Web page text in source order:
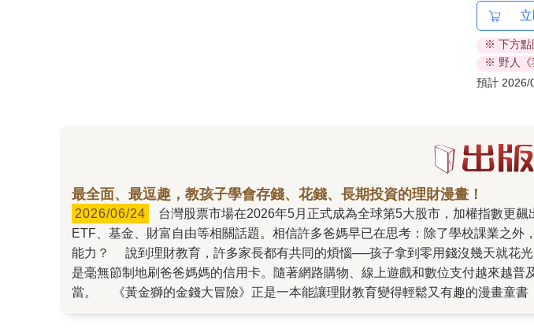
※ 下方點
※ 野人《
預計 2026/
最全面、最逗趣，教孩子學會存錢、花錢、長期投資的理財漫畫！
2026/06/24
ETF、基金、財富自由等相關話題。相信許多爸媽早已在思考：除了學校課業之
能力？ 說到理財教育，許多家長都有共同的煩惱──孩子拿到零用錢沒幾天就花光，看到喜歡的東西就忍不住想買；有些孩子甚至分不清楚網路上的消費陷阱，或
是毫無節制地刷爸爸媽媽的信用卡。隨著網路購物、線上遊戲和數位支付越來越
當。 《黃金獅的金錢大冒險》正是一本能讓理財教育變得輕鬆又有趣的漫畫童書！ 本書在日本推出後大受歡迎，是近10年來最暢銷的理財童書。作者「兩＠財